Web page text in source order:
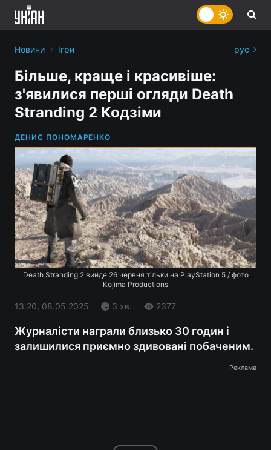
Новини › Ігри рус
Більше, краще і красивіше:
з'явилися перші огляди Death
Stranding 2 Кодзіми
ДЕНИС ПОНОМАРЕНКО
Death Stranding 2 вийде 26 червня тільки на PlayStation 5 / фото
Kojima Productions
13:20, 08.05.2025 3 хв. 2377
Журналісти награли близько 30 годин і
залишилися приємно здивовані побаченим.
Реклама